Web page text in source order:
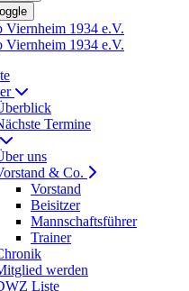
Termine
uns
& Co.
Vorstand
Beisitzer
Mannschaftsführer
Trainer
werden
Liste